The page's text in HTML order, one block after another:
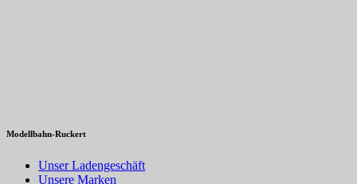
Modellbahn-Ruckert
Unser Ladengeschäft
Unsere Marken